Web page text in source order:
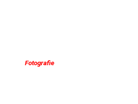
Fotografie